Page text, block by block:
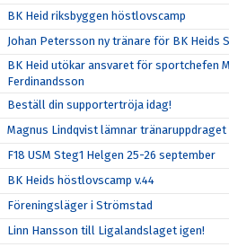
BK Heid riksbyggen höstlovscamp
Johan Petersson ny tränare för BK Heids
BK Heid utökar ansvaret för sportchefen
Ferdinandsson
Beställ din supportertröja idag!
Magnus Lindqvist lämnar
F18 USM Steg1 Helgen 25-26 september
BK Heids höstlovscamp v.44
Föreningsläger i Strömstad
Linn Hansson till Ligalandslaget igen!